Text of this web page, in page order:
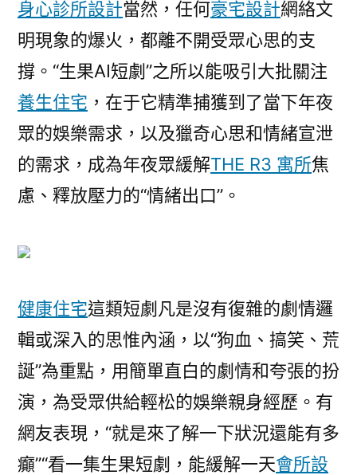
身心診所設計當然，任何豪宅設計網絡文
明現象的爆火，都離不開受眾心思的支
撐。“生果AI短劇”之所以能吸引大批關注
養生住宅 ，在于它精準捕獲到了當下年夜
眾的娛樂需求，以及獵奇心思和情緒宣泄
的需求，成為年夜眾緩解THE R3 寓所焦
慮、釋放壓力的“情緒出口”。
健康住宅這類短劇凡是沒有復雜的劇情邏
輯或深入的思惟內涵，以“狗血、搞笑、荒
誕”為重點，用簡單直白的劇情和夸張的扮
演，為受眾供給輕松的娛樂親身經歷。有
網友表現，“就是來了解一下狀況還能有多
癲”“看一集生果短劇，能緩解一天會所設